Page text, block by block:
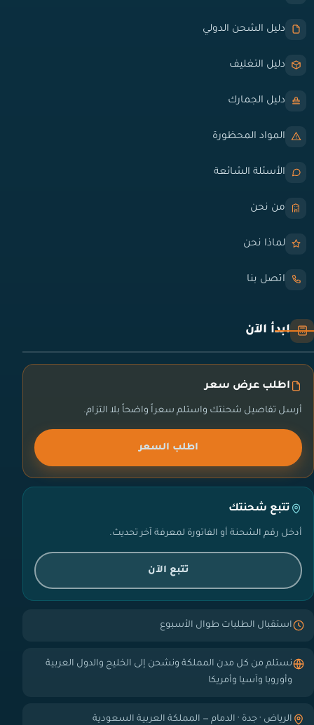
دليل الشحن الدولي
دليل التغليف
دليل الجمارك
المواد المحظورة
الأسئلة الشائعة
من نحن
لماذا نحن
اتصل بنا
ابدأ الآن
اطلب عرض سعر
أرسل تفاصيل شحنتك واستلم سعراً واضحاً بلا التزام.
اطلب السعر
تتبع شحنتك
أدخل رقم الشحنة أو الفاتورة لمعرفة آخر تحديث.
تتبع الآن
استقبال الطلبات طوال الأسبوع
نستلم من كل مدن المملكة ونشحن إلى الخليج والدول العربية
وأوروبا وآسيا وأمريكا
الرياض · جدة · الدمام — المملكة العربية السعودية